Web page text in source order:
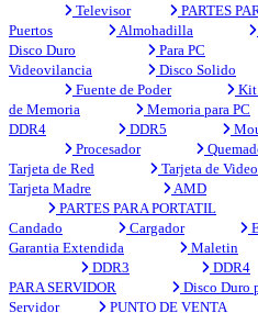
Televisor
PARTES
Puertos
Almohadilla
Disco Duro
Para PC
Videovilancia
Disco Solido
Fuente de Poder
Kit
de Memoria
Memoria para PC
DDR4
DDR5
Procesador
Tarjeta de Red
Tarjeta de Video
Tarjeta Madre
AMD
PARTES PARA PORTATIL
Candado
Cargador
Garantia Extendida
Maletin
DDR3
DDR4
PARA SERVIDOR
Disco Duro
Servidor
PUNTO DE VENTA